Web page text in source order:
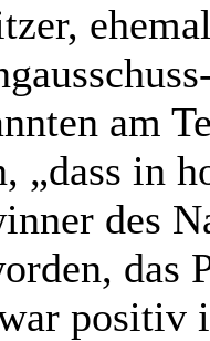
am
„dass in
des
das
positiv